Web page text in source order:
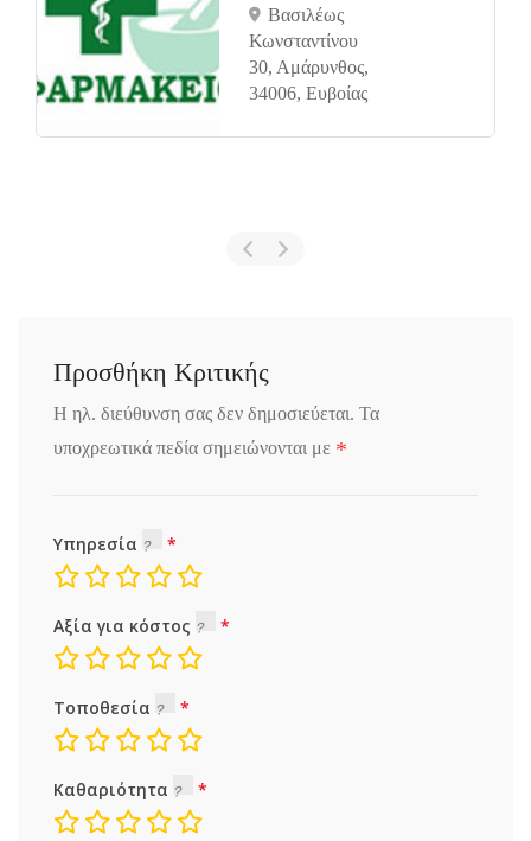
Βασιλέως
Κωνσταντίνου
30, Αμάρυνθος,
34006, Ευβοίας
Προσθήκη Κριτικής
Η ηλ. διεύθυνση σας δεν δημοσιεύεται. Τα
υποχρεωτικά πεδία σημειώνονται με *
Υπηρεσία
Αξία για κόστος
Τοποθεσία
Καθαριότητα